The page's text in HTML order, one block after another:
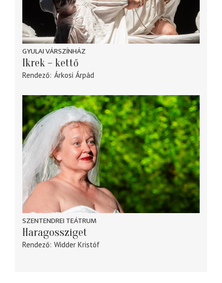
GYULAI VÁRSZÍNHÁZ
Ikrek – kettő
Rendező Árkosi Árpád
SZENTENDREI TEÁTRUM
Haragossziget
Rendező Widder Kristóf